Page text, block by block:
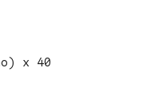
x 40